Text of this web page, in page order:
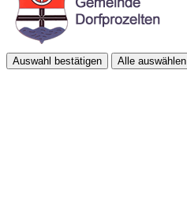
Auswahl bestätigen Alle auswählen